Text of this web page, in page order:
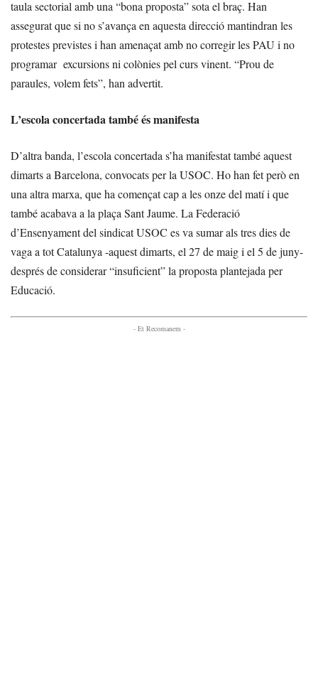
taula sectorial amb una “bona proposta” sota el braç. Han
assegurat que si no s’avança en aquesta direcció mantindran les
protestes previstes i han amenaçat amb no corregir les PAU i no
programar excursions ni colònies pel curs vinent. “Prou de
paraules, volem fets”, han advertit.
L’escola concertada també és manifesta
D’altra banda, l’escola concertada s’ha manifestat també aquest
dimarts a Barcelona, convocats per la USOC. Ho han fet però en
una altra marxa, que ha començat cap a les onze del matí i que
també acabava a la plaça Sant Jaume. La Federació
d’Ensenyament del sindicat USOC es va sumar als tres dies de
vaga a tot Catalunya -aquest dimarts, el 27 de maig i el 5 de juny-
després de considerar “insuficient” la proposta plantejada per
Educació.
- Et Recomanem -